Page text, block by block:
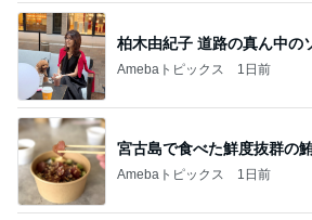
柏木由紀子 道路の真ん中の
Amebaトピックス 1日前
宮古島で食べた鮮度抜群の
Amebaトピックス 1日前